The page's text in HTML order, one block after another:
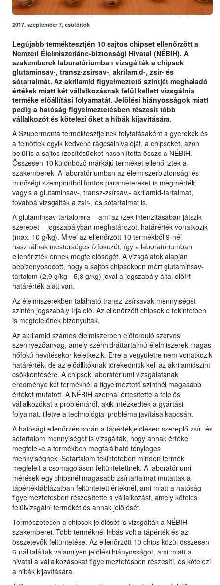
2017. szeptember 7, csütörtök
Legújabb terméktesztjén 10 sajtos chipset ellenőrzött a
Nemzeti Élelmiszerlánc-biztonsági Hivatal (NÉBIH). A
szakemberek laboratóriumban vizsgálták a chipsek
glutaminsav-, transz-zsírsav-, akrilamid-, zsír- és
sótartalmát. Az akrilamid figyelmeztető szintjét meghaladó
értékek miatt két vállalkozásnak felül kellett vizsgálnia
terméke előállítási folyamatát. Jelölési hiányosságok miatt
pedig a hatóság figyelmeztetésben részesít több
vállalkozót és kötelezi őket a hibák kijavítására.
A Szupermenta terméktesztjeinek folytatásaként a gyerekek és
a felnőttek egyik kedvenc rágcsálnivalóját, a chipseket, azon
belül is a sajtos ízesítésűeket hasonlította össze a NÉBIH.
Összesen 10 különböző márkájú terméket ellenőriztek a
szakemberek. A laboratóriumban az élelmiszerbiztonsági és
minőségi szempontból fontos paramétereket is megmérték,
vagyis a glutaminsav-, transz-zsírsav,- akrilamid-tartalmat,
továbbá vizsgálták a zsír-, és sótartalmat is.
A glutaminsav-tartalomra – ami az ízek intenzitásában játszik
szerepet – jogszabályban meghatározott határérték vonatkozik
(max. 10 g/kg). Mivel az ellenőrzött 10 termékből 9-nél
használnak mesterséges ízfokozót, így a laboratóriumban
ellenőrizték ennek megfelelőségét. A vizsgálatok alapján
bebizonyosodott, hogy a sajtos chipsekben mért glutaminsav-
tartalom (2,9 g/kg - 5,8 g/kg) jóval a jogszabály által előírt
határérték alatt van.
Az élelmiszerekben található transz-zsírsavak mennyiségét
szintén jogszabály írja elő. Az ellenőrzött chipsek e tekintetben
is megfelelőnek bizonyultak.
Az akrilamid számos élelmiszerben előforduló szerves
szennyezőanyag, amely szénhidráttartalmú élelmiszerek magas
hőfokú hevítésekor keletkezik. Erre a vegyületre nem vonatkozik
határérték, de az előállítóknak törekedniük kell az akrilamidszint
csökkentésére. A chipsek laboratóriumi vizsgálatának
eredménye két terméknél a figyelmeztető szintnél magasabb
értéket mutatott. A NÉBIH azonnal értesítette a felelős
vállalkozókat a problémáról, akik intézkedtek a gyártási
folyamat, illetve a technológiai probléma javítása kapcsán.
A hatósági ellenőrzés során a tápértékjelölésen szereplő zsír- és
sótartalom mennyiségét is vizsgálták, hogy annak értéke
megfelel-e a termékben megtalálható tényleges
mennyiségnek. Sótartalom tekintetében minden termék
megfelelt a csomagoláson feltüntetettnek. A laboratóriumi
mérések egy chipsnél magasabb zsírtartalmat mutattak a
tápértéktáblázatban feltüntetett értéknél, ami miatt a hatóság
figyelmeztetésben részesítette a vállalkozást, amely köteles
felülvizsgálni termékét és annak jelölését.
Természetesen a chipsek jelölését is vizsgálták a NÉBIH
szakemberei. Több terméknél hibás volt a tápérték és az
összetevők feltüntetése. Az ellenőrzött 10 chips közül összesen
6-nál találtak valamilyen jelölési hiányosságot, ami miatt a
hivatal a vállalkozásokat figyelmeztetésben részesíti, és kötelezi
a hibák kijavítására.